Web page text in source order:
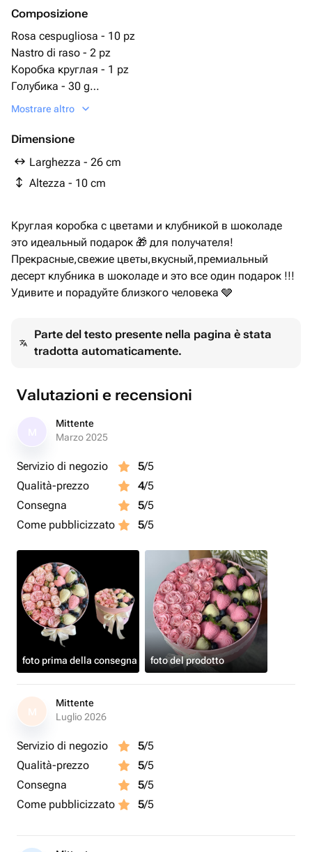
Composizione
Rosa cespugliosa - 10 pz
Nastro di raso - 2 pz
Коробка круглая - 1 pz
Голубика - 30 g
Клубника в шоколаде - 18 pz
Mostrare altro
Dimensione
Larghezza - 26 cm
Altezza - 10 cm
Круглая коробка с цветами и клубникой в шоколаде
это идеальный подарок 🎁 для получателя!
Прекрасные,свежие цветы,вкусный,премиальный
десерт клубника в шоколаде и это все один подарок !!!
Удивите и порадуйте близкого человека 🩶
Parte del testo presente nella pagina è stata
tradotta automaticamente.
Valutazioni e recensioni
Mittente
Marzo 2025
Servizio di negozio 5/5
Qualità-prezzo
4/5
Consegna
5/5
Come pubblicizzato
5/5
foto prima della consegna foto del prodotto
M
Mittente
Luglio 2026
Servizio di negozio 5/5
Qualità-prezzo
5/5
Consegna
5/5
Come pubblicizzato
5/5